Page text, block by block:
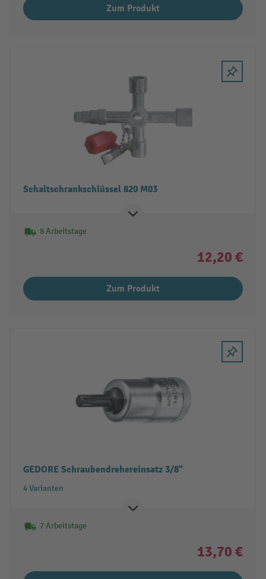
Zum Produkt
Schaltschrankschlüssel 820 M03
8 Arbeitstage
12,20 €
Zum Produkt
GEDORE Schraubendrehereinsatz 3/8"
4 Varianten
7 Arbeitstage
13,70 €